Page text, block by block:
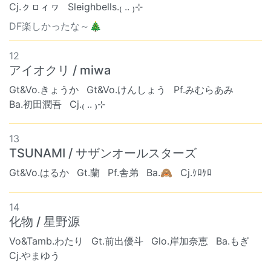
Cj.ㇰㇿィヮ
Sleighbells.₍ .. ₎⊹
DF楽しかったな～🎄
12
アイオクリ / miwa
Gt&Vo.きょうか Gt&Vo.けんしょう
Pf.みむらあみ
Ba.初田潤吾
Cj.₍ .. ₎⊹
13
TSUNAMI / サザンオールスターズ
Gt&Vo.はるか Gt.蘭 Pf.舎弟 Ba.🙈 Cj.ｹﾛｹﾛ
14
化物 / 星野源
Vo&Tamb.わたり Gt.前出優斗 Glo.岸加奈恵
Ba.もぎ
Cj.やまゆう